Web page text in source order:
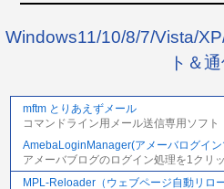
Windows11/10/8/7/Vista/
ト＆
mftm とりあえずメール
コマンドライン用メール送信専用ソフト
AmebaLoginManager(アメーバログイ
アメーバブログのログイン処理を1クリ
MPL-Reloader（ウェブページ自動リロ